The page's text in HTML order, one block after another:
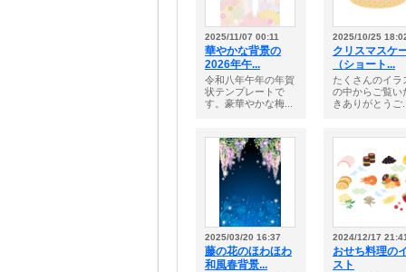
2025/11/07 00:11
華やかな背景の
2026年午...
令和八年午年の年賀
状テンプレートで
す。豪華やかな梅...
2025/10/25
クリスマスケ
（ショート...
たくさんのイラ
の中からご覧い
きありがとうご
2025/03/20 16:37
藤の花のほわほわ
和風春背景...
2024/12/17
おせち料理の
スト